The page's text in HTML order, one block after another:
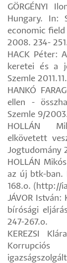
GÖRGÉNYI
Hungary. In:
economic field
2008. 234-
HACK Péter:
keretei és a
Szemle
HANKÓ
ellen -
Szemle 9/
HOLLÁN
elkövetett
Jogtudomány
HOLLÁN
az új btk-ban.
168.o. (http://
JÁVOR
bírósági
247-267.o.
KEREZSI